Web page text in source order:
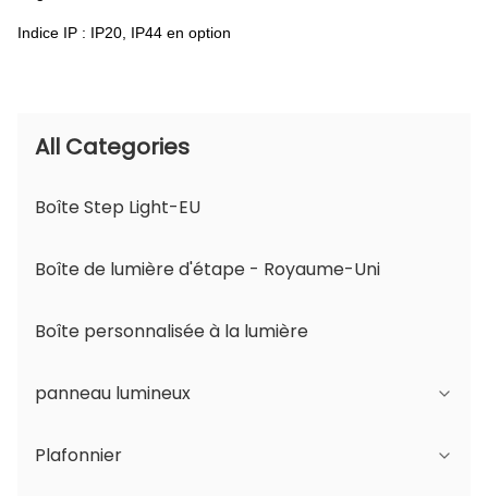
Indice IP : IP20, IP44 en option
All Categories
Boîte Step Light-EU
Boîte de lumière d'étape - Royaume-Uni
Boîte personnalisée à la lumière
panneau lumineux
Série JDL
Plafonnier